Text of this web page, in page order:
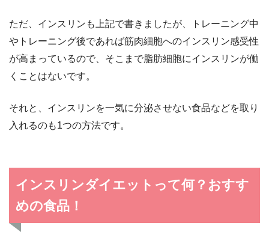
ただ、インスリンも上記で書きましたが、トレーニング中
やトレーニング後であれば筋肉細胞へのインスリン感受性
が高まっているので、そこまで脂肪細胞にインスリンが働
くことはないです。
それと、インスリンを一気に分泌させない食品などを取り
入れるのも1つの方法です。
インスリンダイエットって何？おすす
めの食品！